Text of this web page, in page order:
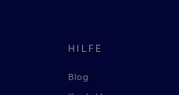
HILFE
Blog